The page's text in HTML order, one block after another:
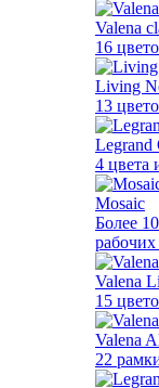
Valena
16
Living
13
Legrand
4 цвета
Mosaic
Более
рабочих
Valena
15
Valena
22